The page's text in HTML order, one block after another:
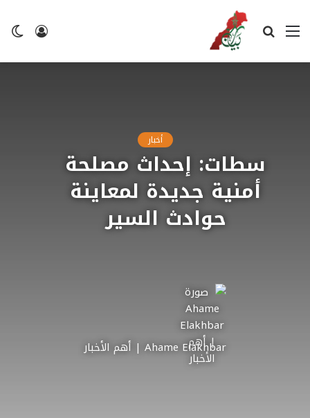
تسجيل
القائمة بحث
أخبار
سطات: إحداث مصلحة
أمنية جديدة لمعاينة
حوادث السير
Ahame Elakhbar | أهم الأخبار